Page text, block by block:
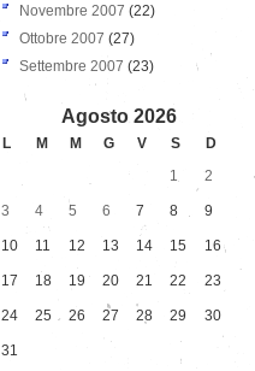
Novembre 2007 (22)
Ottobre 2007 (27)
Settembre 2007 (23)
Agosto 2026
L M M G V S
D
1
2
3 4 5 6 7 8 9
10 11 12 13 14 15 16
17 18 19 20 21 22 23
24 25 26 27 28 29 30
31